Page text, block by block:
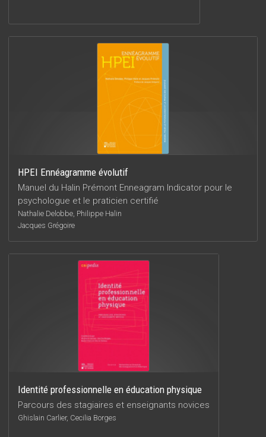
HPEI Ennéagramme évolutif
Manuel du Halin Prémont Enneagram Indicator pour le
psychologue et le praticien certifié
Nathalie Delobbe, Philippe Halin
Jacques Grégoire
Identité professionnelle en éducation physique
Parcours des stagiaires et enseignants novices
Ghislain Carlier, Cecilia Borges